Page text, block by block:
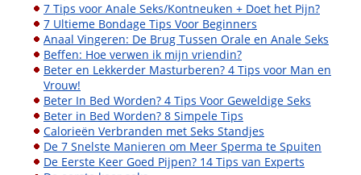
7 Tips voor Anale Seks/Kontneuken + Doet het Pijn?
7 Ultieme Bondage Tips Voor Beginners
Anaal Vingeren: De Brug Tussen Orale en Anale Seks
Beffen: Hoe verwen ik mijn vriendin?
Beter en Lekkerder Masturberen? 4 Tips voor Man en
Vrouw!
Beter In Bed Worden? 4 Tips Voor Geweldige Seks
Beter in Bed Worden? 8 Simpele Tips
Calorieën Verbranden met Seks Standjes
De 7 Snelste Manieren om Meer Sperma te Spuiten
De Eerste Keer Goed Pijpen? 14 Tips van Experts